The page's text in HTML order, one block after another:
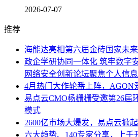
2026-07-07
推荐
海能达亮相第六届金砖国家未
政企学研协同一体化 筑牢数
网络安全创新论坛聚焦个人信
4月热门大作轮番上阵，AGON
易点云CMO杨栅栅受邀第26届
模式
2600亿市场大爆发，易点云掀
六大趋势、140专家分享，上千